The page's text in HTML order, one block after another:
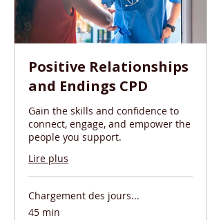
Positive Relationships
and Endings CPD
Gain the skills and confidence to
connect, engage, and empower the
people you support.
Lire plus
Chargement des jours...
45 min